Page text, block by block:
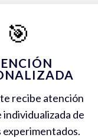
🎯
recibe atención
individualizada de
experimentados.